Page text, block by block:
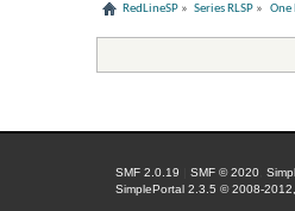
RedLineSP » Series RLSP » One
SMF 2.0.19 |SMF © 2020 ,
SimplePortal 2.3.5 © 2008-